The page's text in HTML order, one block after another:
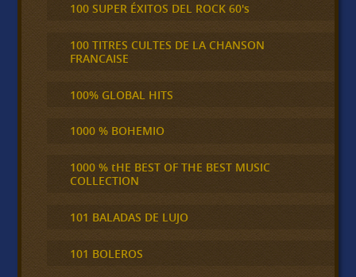
100 SUPER ÉXITOS DEL ROCK 60's
100 TITRES CULTES DE LA CHANSON
FRANCAISE
100% GLOBAL HITS
1000 % BOHEMIO
1000 % tHE BEST OF THE BEST MUSIC
COLLECTION
101 BALADAS DE LUJO
101 BOLEROS